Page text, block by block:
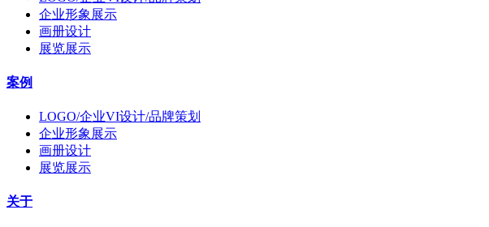
企业形象展示
画册设计
展览展示
案例
LOGO/企业VI设计/品牌策划
企业形象展示
画册设计
展览展示
关于